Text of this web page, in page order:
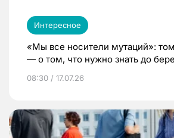
Интересное
«Мы все носители мутаций»:
— о том, что нужно знать до
08:30 / 17.07.26